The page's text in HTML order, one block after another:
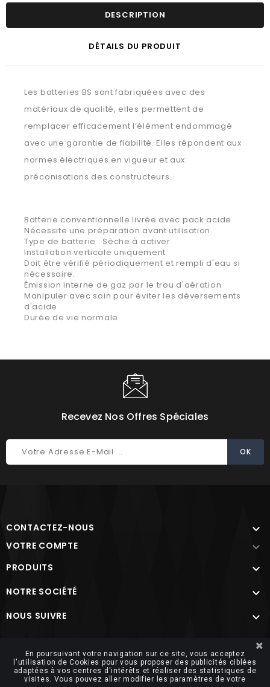
DESCRIPTION
DÉTAILS DU PRODUIT
Les batteries BS sont fabriquées avec des
matériaux de qualité, elles permettent de
remplacer efficacement l’élément endommagé
avec une garantie de fiabilité. Elles répondent aux
normes électriques en vigueur et aux
préconisations des constructeurs.
Batterie conventionnelle livrée avec pack acide
Nécessite une préparation avant utilisation
Type de batterie : Sèche à activer
Installation verticale uniquement
Doit être vérifié périodiquement et rempli d'eau si
nécessaire.
Émission interne de gaz par le trou d'aération
Manipuler avec soin pour éviter les déversements
d'acide
Durée de vie normale
Recevez Nos Offres Spéciales
CONTACTEZ-NOUS 
VOTRE COMPTE 
PRODUITS 
NOTRE SOCIÉTÉ 
NOUS SUIVRE 
En poursuivant votre navigation sur ce site, vous acceptez
l'utilisation de Cookies pour vous proposer des publicités ciblées
adaptées à vos centres d'intérêts et réaliser des statistiques de
visites. Vous pouvez aller modifier les paramètres de votre